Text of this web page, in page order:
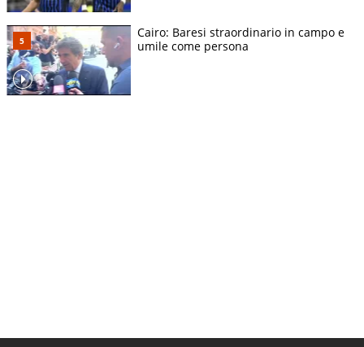
Cairo: Baresi straordinario in campo e
umile come persona